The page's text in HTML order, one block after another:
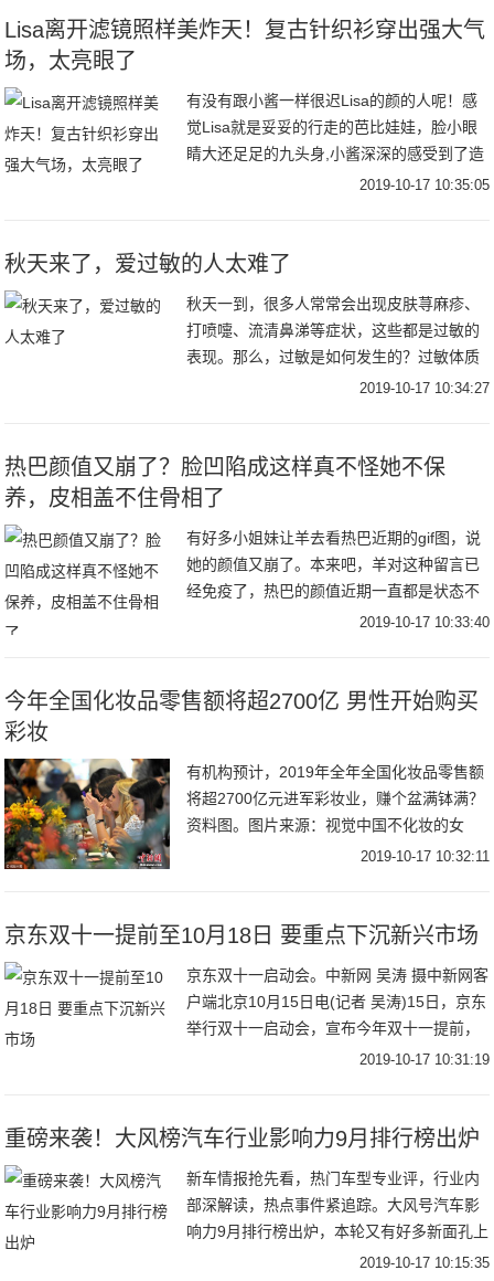
Lisa离开滤镜照样美炸天！复古针织衫穿出强大气
场，太亮眼了
有没有跟小酱一样很迟Lisa的颜的人呢！感
觉Lisa就是妥妥的行走的芭比娃娃，脸小眼
睛大还足足的九头身,小酱深深的感受到了造
物主的不公平~Lisa在舞台上超级亮眼，最近
2019-10-17 10:35:05
秋天来了，爱过敏的人太难了
秋天一到，很多人常常会出现皮肤荨麻疹、
打喷嚏、流清鼻涕等症状，这些都是过敏的
表现。那么，过敏是如何发生的？过敏体质
的人又应该警惕哪些过敏性疾病呢？
2019-10-17 10:34:27
热巴颜值又崩了？脸凹陷成这样真不怪她不保
养，皮相盖不住骨相了
有好多小姐妹让羊去看热巴近期的gif图，说
她的颜值又崩了。本来吧，羊对这种留言已
经免疫了，热巴的颜值近期一直都是状态不
好就崩，状态好就惊艳全网，堪称薛定谔的
2019-10-17 10:33:40
今年全国化妆品零售额将超2700亿 男性开始购买
彩妆
有机构预计，2019年全年全国化妆品零售额
将超2700亿元进军彩妆业，赚个盆满钵满？
资料图。图片来源：视觉中国不化妆的女
生，也会买口红，这就是彩妆的魅力。本来
2019-10-17 10:32:11
京东双十一提前至10月18日 要重点下沉新兴市场
京东双十一启动会。中新网 吴涛 摄中新网客
户端北京10月15日电(记者 吴涛)15日，京东
举行双十一启动会，宣布今年双十一提前，
将从10月18日正式开启，并推出“超级百亿
2019-10-17 10:31:19
重磅来袭！大风榜汽车行业影响力9月排行榜出炉
新车情报抢先看，热门车型专业评，行业内
部深解读，热点事件紧追踪。大风号汽车影
响力9月排行榜出炉，本轮又有好多新面孔上
榜喔！快来加入，极先锋带你上高速！恭喜
2019-10-17 10:15:35